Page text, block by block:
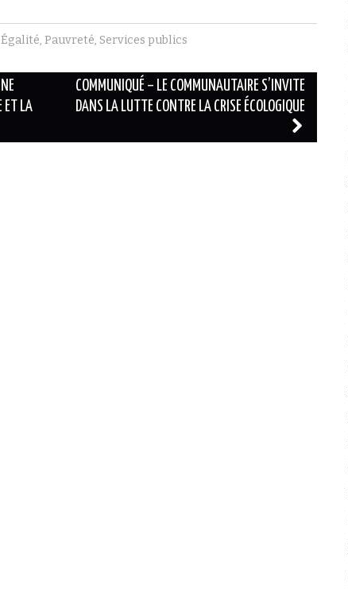
Égalité, Pauvreté, Services publics
ET LA
COMMUNIQUÉ – LE COMMUNAUTAIRE S’INVITE
DANS LA LUTTE CONTRE LA CRISE ÉCOLOGIQUE